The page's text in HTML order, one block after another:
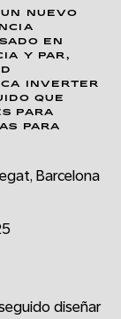
NUEVO
EN
Y PAR,
INVERTER
QUE
PARA
PARA
Barcelona
diseñar